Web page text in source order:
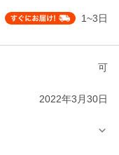
1~3日
可
2022年3月30日